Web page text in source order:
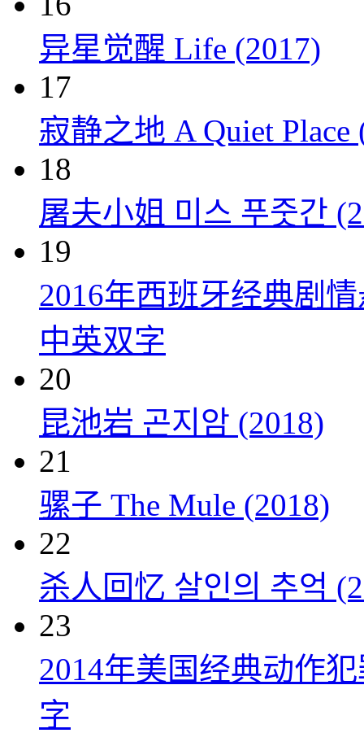
异星觉醒 Life (2017)
17
寂静之地 A Quiet Place
18
屠夫小姐 미스 푸줏간
19
2016年西班牙经典剧
中英双字
20
昆池岩 곤지암 (2018)
21
骡子 The Mule (2018)
22
杀人回忆 살인의 추억
23
2014年美国经典动作
字